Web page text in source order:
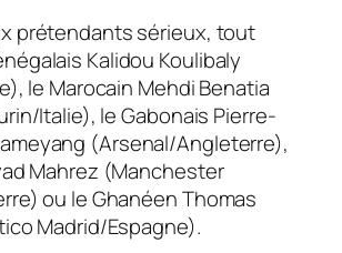
prétendants sérieux, tout
Kalidou Koulibaly
le Marocain Mehdi Benatia
Italie), le Gabonais Pierre-
(Arsenal/Angleterre),
Mahrez (Manchester
ou le Ghanéen Thomas
Madrid/Espagne).